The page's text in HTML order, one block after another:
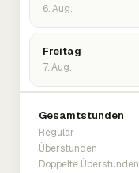
6. Aug.
Freitag
7. Aug.
Gesamtstunden
Regulär
Überstunden
Doppelte Überstunden